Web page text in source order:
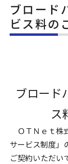
ブロード
ビス料の
ブロード
ス
ＯＴＮｅｔ株
サービス制度」
ご契約いただい